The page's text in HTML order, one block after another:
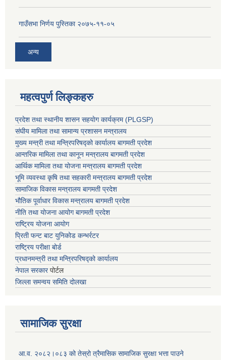
गाउँसभा निर्णय पुस्तिका २०७५-११-०५
अन्य
महत्वपुर्ण लिङ्कहरु
प्रदेश तथा स्थानीय शासन सहयाेग कार्यक्रम (PLGSP)
संघीय मामिला तथा सामान्य प्रशासन मन्त्रालय
मुख्य मन्त्री तथा मन्त्रिपरिषद्को कार्यालय बागमती प्रदेश
आन्तरिक मामिला तथा कानून मन्त्रालय बागमती प्रदेश
आर्थिक मामिला तथा योजना मन्त्रालय बागमती प्रदेश
भूमि व्यवस्था कृषि तथा सहकारी मन्त्रालय बागमती प्रदेश
सामाजिक विकास मन्त्रालय बागमती प्रदेश
भौतिक पूर्वाधार विकास मन्त्रालय बागमती प्रदेश
नीति तथा योजना आयोग बागमती प्रदेश
राष्ट्रिय योजना आयोग
प्रिती फन्ट बाट युनिकोड कन्भर्रटर
राष्ट्रिय परीक्षा बोर्ड
प्रधानमन्त्री तथा मन्त्रिपरिषद्को कार्यालय
नेपाल सरकारपोर्टल
जिल्ला समन्वय समिति दोलखा
सामाजिक सुरक्षा
आ.व. २०८२।०८३ को तेस्रो त्रैमासिक सामाजिक सुरक्षा भत्ता पाउने